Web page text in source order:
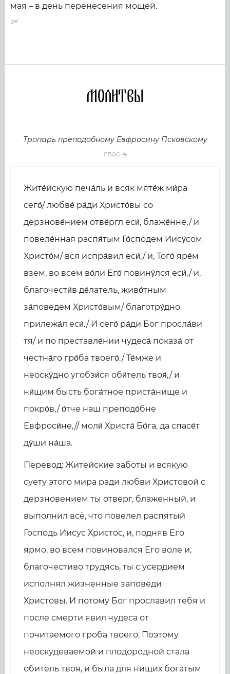
мая – в день перенесения мощей.
Молитвы
Тропарь преподобному Евфросину Псковскому
глас 4
Жите́йскую печа́ль и всяк мяте́ж ми́ра
сего́/ любве́ ра́ди Христо́вы со
дерзнове́нием отве́ргл еси́, блаже́нне,/ и
повеле́нная распя́тым Го́сподем Иису́сом
Христо́м/ вся испра́вил еси́,/ и, Того́ яре́м
взем, во всем во́ли Его́ повину́лся еси́,/ и,
благочести́в де́латель, живо́тным
за́поведем Христо́вым/ благотру́дно
прилежа́л еси́./ И сего́ ра́ди Бог просла́ви
тя/ и по преставле́нии чудеса́ показа́ от
честна́го гро́ба твоего́./ Те́мже и
неоску́дно угобзи́ся оби́тель твоя́,/ и
ни́щим бысть бога́тное приста́нище и
покро́в,/ о́тче наш преподо́бне
Евфроси́не,// моли́ Христа́ Бо́га, да спасе́т
ду́ши на́ша.
Перевод: Житейские заботы и всякую
суету этого мира ради любви Христовой с
дерзновением ты отверг, блаженный, и
выполнил всё, что повелел распятый
Господь Иисус Христос, и, подняв Его
ярмо, во всем повиновался Его воле и,
благочестиво трудясь, ты с усердием
исполнял жизненные заповеди
Христовы. И потому Бог прославил тебя и
после смерти явил чудеса от
почитаемого гроба твоего. Поэтому
неоскудеваемой и плодородной стала
обитель твоя, и была для нищих богатым